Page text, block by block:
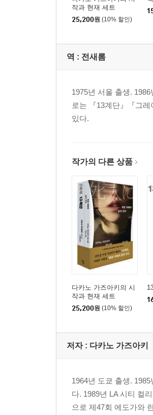
작과 현재 세트
25,200원 (10% 할인)
역 : 전새롬
1975년 서울 출생.
로는 『13계단』『그
있다.
작가의 다른 상품
다카노 가즈아키의 시
작과 현재 세트
25,200원 (10% 할인)
저자 : 다카노 가즈아키
1964년 도쿄 출생.
다. 1989년 LA 시티 컬
으로 제47회 에도가와